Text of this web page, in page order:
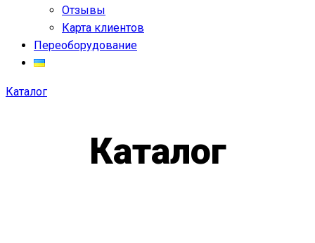
Отзывы
Карта клиентов
Переоборудование
Каталог
Каталог